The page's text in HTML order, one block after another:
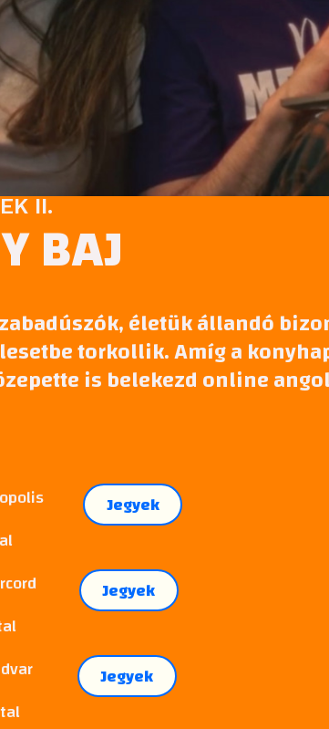
II.
BAJ
életük állandó
torkollik. Amíg a
is belekezd online
Jegyek
Jegyek
Jegyek